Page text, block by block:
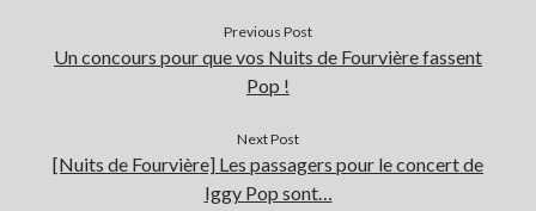
Previous Post
Un concours pour que vos Nuits de Fourvière fassent
Pop !
Next Post
[Nuits de Fourvière] Les passagers pour le concert de
Iggy Pop sont…